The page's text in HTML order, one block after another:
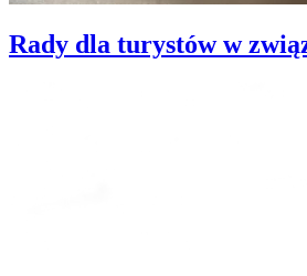
Rady dla turystów w